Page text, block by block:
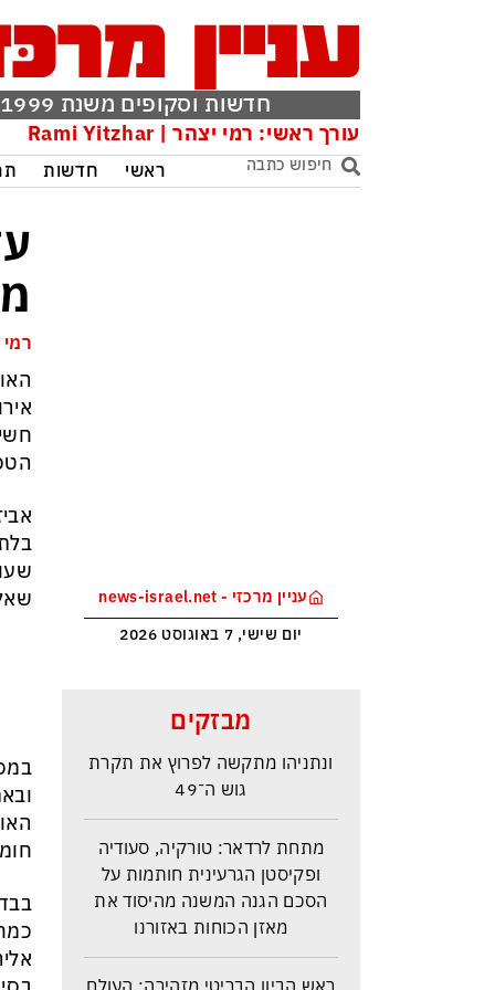
חדשות וסקופים משנת 1999
עורך ראשי: רמי יצהר | Rami Yitzhar
ראשי חדשות
עניין מרכזי - news-israel.net
יום שישי, 7 באוגוסט 2026
מבזקים
איזנקוט מתבסס במקום הראשון –
ונתניהו מתקשה לפרוץ את תקרת
גוש ה־49
מתחת לרדאר: טורקיה, סעודיה
ופקיסטן הגרעינית חותמות על
הסכם הגנה המשנה מהיסוד את
מאזן הכוחות באזורנו
ראש הביון הבריטי מזהירה: העולם